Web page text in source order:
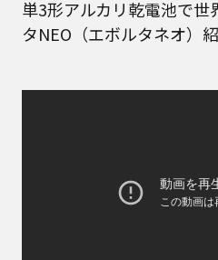
単3形アルカリ乾電池で世
タNEO（エボルタネオ）